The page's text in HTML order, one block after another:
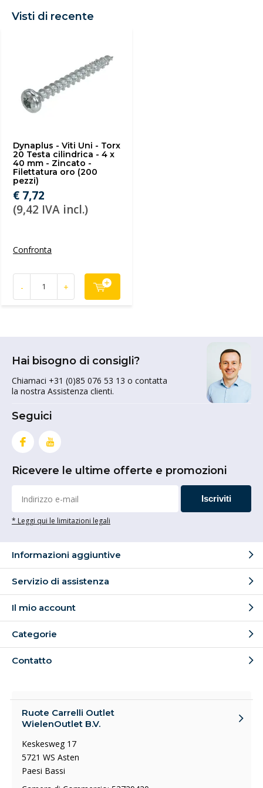
Visti di recente
Dynaplus - Viti Uni - Torx
20 Testa cilindrica - 4 x
40 mm - Zincato -
Filettatura oro (200
pezzi)
€ 7,72
(9,42 IVA incl.)
Confronta
- +
Hai bisogno di consigli?
Chiamaci +31 (0)85 076 53 13 o contatta
la nostra Assistenza clienti.
Seguici
Ricevere le ultime offerte e promozioni
Iscriviti
* Leggi qui le limitazioni legali
Informazioni aggiuntive
Servizio di assistenza
Il mio account
Categorie
Contatto
Ruote Carrelli Outlet
WielenOutlet B.V.
Keskesweg 17
5721 WS Asten
Paesi Bassi